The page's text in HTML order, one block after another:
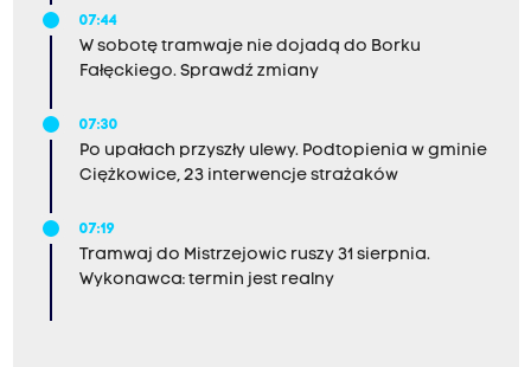
07:44
W sobotę tramwaje nie dojadą do Borku
Fałęckiego. Sprawdź zmiany
07:30
Po upałach przyszły ulewy. Podtopienia w gminie
Ciężkowice, 23 interwencje strażaków
07:19
Tramwaj do Mistrzejowic ruszy 31 sierpnia.
Wykonawca: termin jest realny